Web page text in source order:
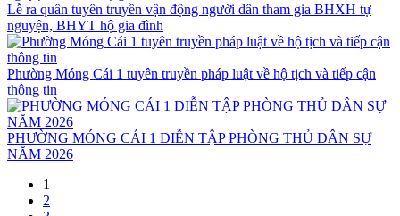
Lễ ra quân tuyên truyền vận động người dân tham gia BHXH tự
nguyện, BHYT hộ gia đình
Phường Móng Cái 1 tuyên truyền pháp luật về hộ tịch và tiếp cận
thông tin
PHƯỜNG MÓNG CÁI 1 DIỄN TẬP PHÒNG THỦ DÂN SỰ
NĂM 2026
1
2